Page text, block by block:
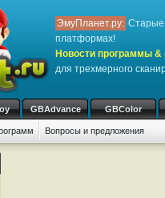
ЭмуПланет.ру: Старые
платформах!
Новости программы &
для трехмерного
GBAdvance GBColor
Вопросы и предложения